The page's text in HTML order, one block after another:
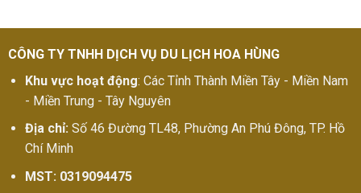
CÔNG TY TNHH DỊCH VỤ DU LỊCH HOA HÙNG
Khu vực hoạt động: Các Tỉnh Thành Miền Tây - Miền Nam
- Miền Trung - Tây Nguyên
Địa chỉ:Số 46 Đường TL48, Phường An Phú Đông, TP. Hồ
Chí Minh
MST: 0319094475